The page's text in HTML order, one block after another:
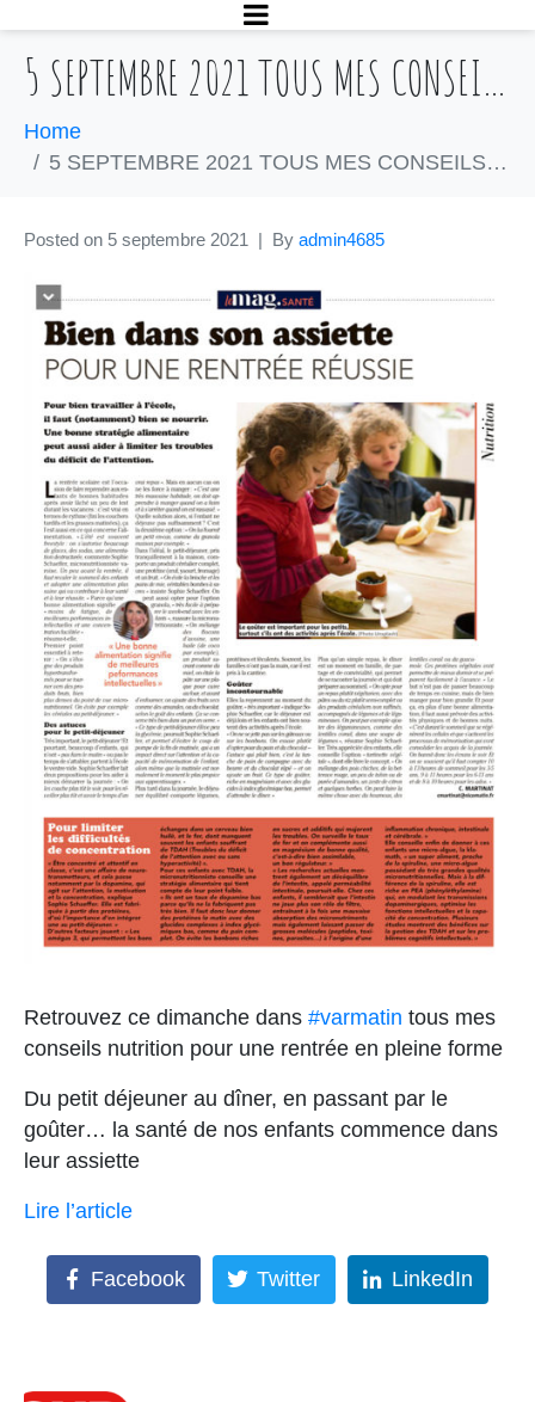
5 SEPTEMBRE 2021 TOUS MES CONSEILS NUTRITIONS POUR UNE RENTRÉE EN PLEINE FORME
Home
5 SEPTEMBRE 2021 TOUS MES CONSEILS NUTRITIONS POUR UNE RENTRÉE EN PLEINE FORME
Posted on 5 septembre 2021 By admin4685
Retrouvez ce dimanche dans #varmatin tous mes
conseils nutrition pour une rentrée en pleine forme
Du petit déjeuner au dîner, en passant par le
goûter… la santé de nos enfants commence dans
leur assiette
Lire l’article
Facebook Twitter LinkedIn